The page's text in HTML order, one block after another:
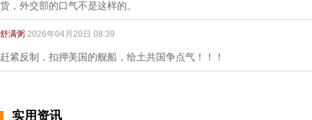
货，外交部的口气不是这样的。
舒满粥 2026年04月20日 08:39
赶紧反制，扣押美国的舰船，给土共国争点气！！！
实用资讯